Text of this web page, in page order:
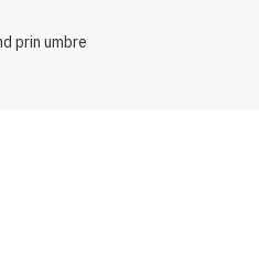
prin umbre